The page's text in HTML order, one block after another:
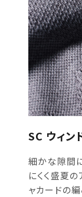
SC ウィン
細かな隙間
にくく盛夏
ャカードの